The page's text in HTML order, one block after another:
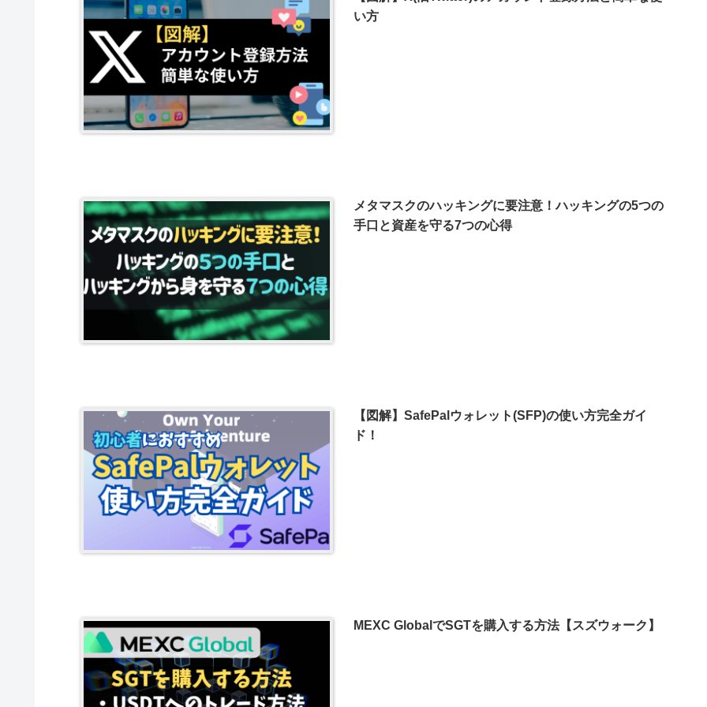
い方
メタマスクのハッキングに要注意！ハッキングの5つの
手口と資産を守る7つの心得
【図解】SafePalウォレット(SFP)の使い方完全ガイ
ド！
MEXC GlobalでSGTを購入する方法【スズウォーク】